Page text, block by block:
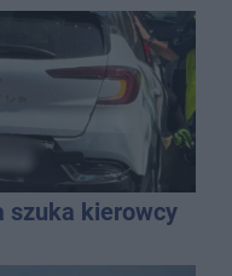
szuka kierowcy